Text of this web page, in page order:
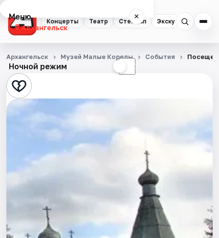
Концерты Театр Стендап Экскурсии
Меню ×
Архангельск
Концерты
Театр
Стендап
Площадки
Ночной режим ☾
Архангельск Музей Малые Корелы События